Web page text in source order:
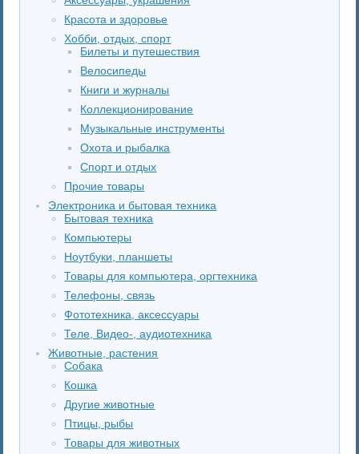
Красота и здоровье
Хобби, отдых, спорт
Билеты и путешествия
Велосипеды
Книги и журналы
Коллекционирование
Музыкальные инструменты
Охота и рыбалка
Спорт и отдых
Прочие товары
Электроника и бытовая техника
Бытовая техника
Компьютеры
Ноутбуки, планшеты
Товары для компьютера, оргтехника
Телефоны, связь
Фототехника, аксессуары
Теле, Видео-, аудиотехника
Животные, растения
Собака
Кошка
Другие животные
Птицы, рыбы
Товары для животных